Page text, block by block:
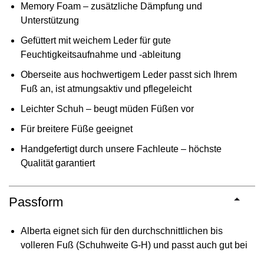
Memory Foam – zusätzliche Dämpfung und
Unterstützung
Gefüttert mit weichem Leder für gute
Feuchtigkeitsaufnahme und -ableitung
Oberseite aus hochwertigem Leder passt sich Ihrem
Fuß an, ist atmungsaktiv und pflegeleicht
Leichter Schuh – beugt müden Füßen vor
Für breitere Füße geeignet
Handgefertigt durch unsere Fachleute – höchste
Qualität garantiert
Passform
Alberta eignet sich für den durchschnittlichen bis
volleren Fuß (Schuhweite G-H) und passt auch gut bei